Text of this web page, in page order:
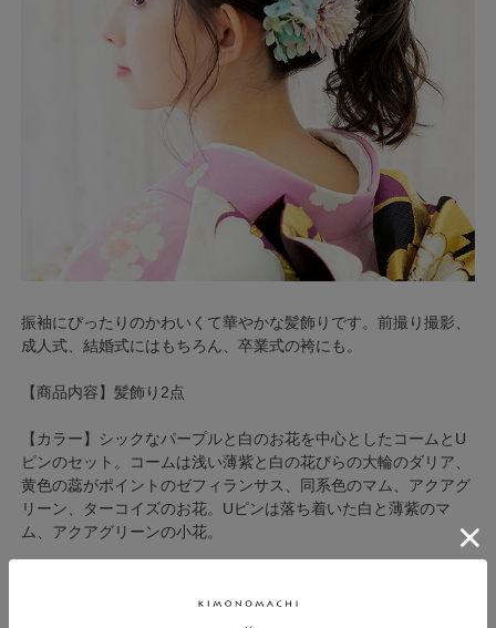
振袖にぴったりのかわいくて華やかな髪飾りです。前撮り撮影、
成人式、結婚式にはもちろん、卒業式の袴にも。
【商品内容】髪飾り2点
【カラー】シックなパープルと白のお花を中心としたコームとU
ピンのセット。コームは浅い薄紫と白の花びらの大輪のダリア、
黄色の蕊がポイントのゼフィランサス、同系色のマム、アクアグ
リーン、ターコイズのお花。Uピンは落ち着いた白と薄紫のマ
ム、アクアグリーンの小花。
お花モチーフ大：モチーフ約14.5cm×約13cm / コーム：約